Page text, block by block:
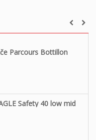
Parcours Bottillon
Safety 40 low mid